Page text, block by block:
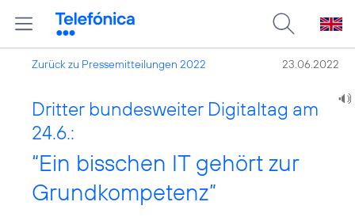
Zurück zu Pressemitteilungen 2022 23.06.2022
Dritter bundesweiter Digitaltag am
24.6.:
“Ein bisschen IT gehört zur
Grundkompetenz”